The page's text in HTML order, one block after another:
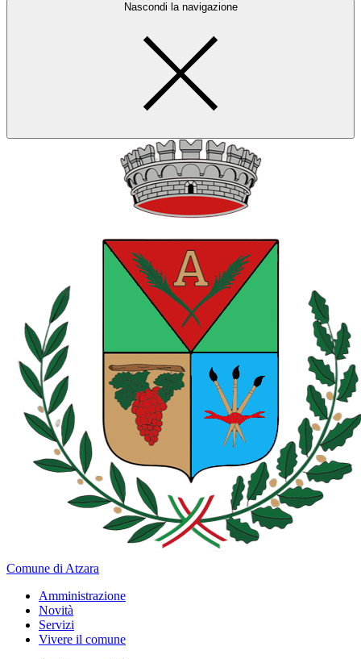
Nascondi la navigazione
Comune di Atzara
Amministrazione
Novità
Servizi
Vivere il comune